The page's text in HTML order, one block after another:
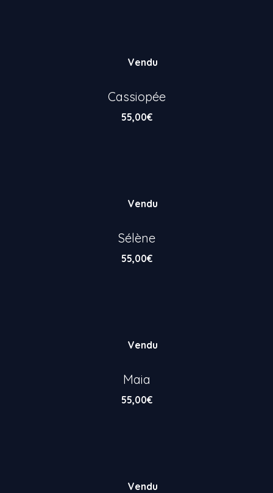
Vendu
Cassiopée
55,00€
Vendu
Sélène
55,00€
Vendu
Maia
55,00€
Vendu